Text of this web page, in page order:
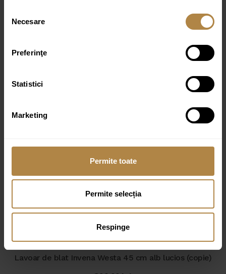
consimțământului
Necesare
Preferinţe
Statistici
Marketing
Permite toate
Permite selecția
Respinge
Lungime: 46,5 cm
Material: ceramică
Lavoar de blat Invena Westa 45 cm alb lucios (copie)